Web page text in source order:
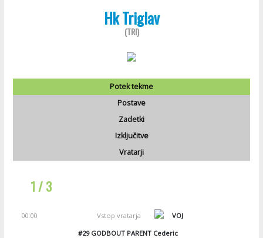
Hk Triglav
(TRI)
Potek tekme
Postave
Zadetki
Izključitve
Vratarji
1 / 3
00:00 Vstop vratarja
VOJ
#29GODBOUT PARENT Cederic